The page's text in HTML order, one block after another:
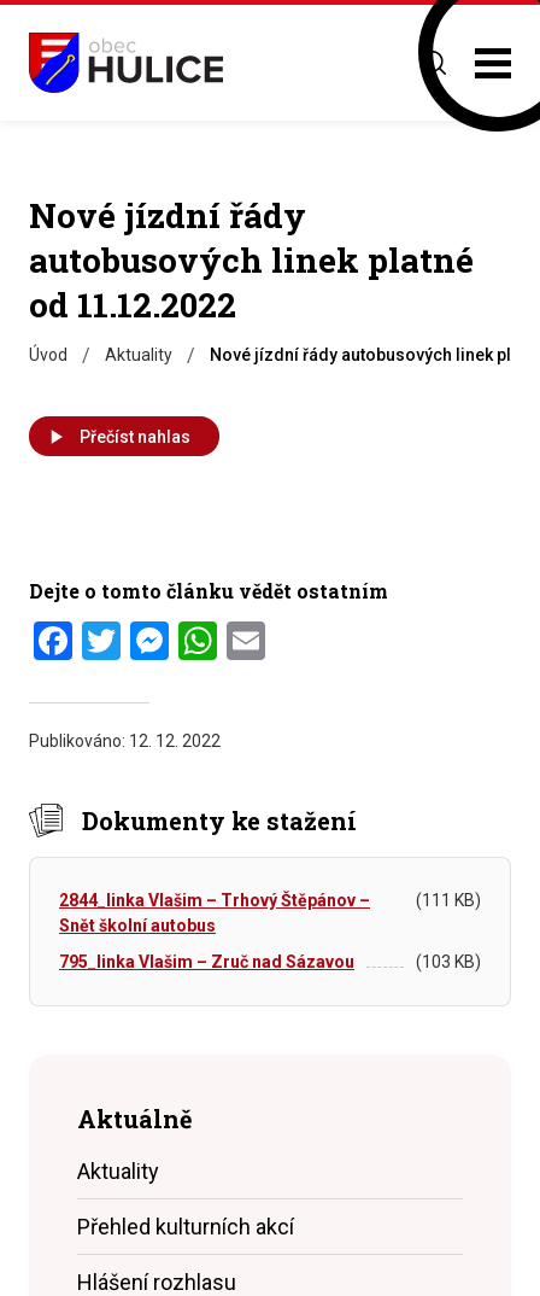
Nové jízdní řády
autobusových linek platné
od 11.12.2022
Úvod / Aktuality / Nové jízdní řády autobusových linek
Přečíst nahlas
Dejte o tomto článku vědět ostatním
Facebook
Twitter
Messenger
WhatsApp
Publikováno: 12. 12. 2022
Dokumenty ke stažení
2844_linka Vlašim – Trhový Štěpánov –
Snět školní autobus
(111 KB)
795_linka Vlašim – Zruč nad Sázavou (103 KB)
Aktuálně
Aktuality
Přehled kulturních akcí
Hlášení rozhlasu